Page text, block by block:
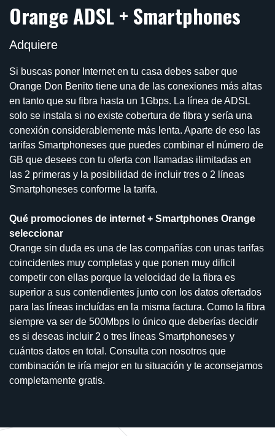
Orange ADSL + Smartphones
Adquiere
Si buscas poner Internet en tu casa debes saber que
Orange Don Benito tiene una de las conexiones más altas
en tanto que su fibra hasta un 1Gbps. La línea de ADSL
solo se instala si no existe cobertura de fibra y sería una
conexión considerablemente más lenta. Aparte de eso las
tarifas Smartphoneses que puedes combinar el número de
GB que desees con tu oferta con llamadas ilimitadas en
las 2 primeras y la posibilidad de incluir tres o 2 líneas
Smartphoneses conforme la tarifa.
Qué promociones de internet + Smartphones Orange
seleccionar
Orange sin duda es una de las compañías con unas tarifas
coincidentes muy completas y que ponen muy dificil
competir con ellas porque la velocidad de la fibra es
superior a sus contendientes junto con los datos ofertados
para las líneas incluídas en la misma factura. Como la fibra
siempre va ser de 500Mbps lo único que deberías decidir
es si deseas incluir 2 o tres líneas Smartphoneses y
cuántos datos en total. Consulta con nosotros que
combinación te iría mejor en tu situación y te aconsejamos
completamente gratis.